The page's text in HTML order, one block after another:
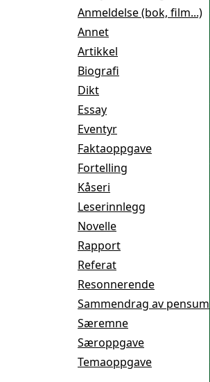
Anmeldelse (bok, film...)
Annet
Artikkel
Biografi
Dikt
Essay
Eventyr
Faktaoppgave
Fortelling
Kåseri
Leserinnlegg
Novelle
Rapport
Referat
Resonnerende
Sammendrag av pensum
Særemne
Særoppgave
Temaoppgave